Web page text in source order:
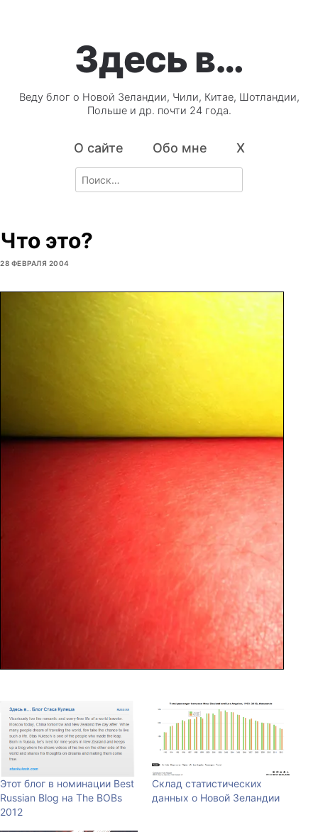
Здесь в…
Веду блог о Новой Зеландии, Чили, Китае, Шотландии,
Польше и др. почти 24 года.
О сайте Обо мне X
Search
for:
Что это?
28 ФЕВРАЛЯ 2004
Этот блог в номинации Best
Russian Blog на The BOBs
2012
Склад статистических
данных о Новой Зеландии